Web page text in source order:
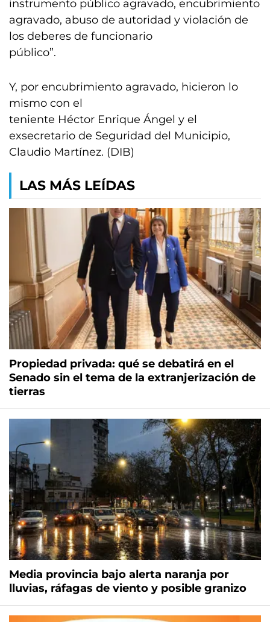
instrumento público agravado, encubrimiento
agravado, abuso de autoridad y violación de
los deberes de funcionario
público”.
Y, por encubrimiento agravado, hicieron lo
mismo con el
teniente Héctor Enrique Ángel y el
exsecretario de Seguridad del Municipio,
Claudio Martínez. (DIB)
LAS MÁS LEÍDAS
Propiedad privada: qué se debatirá en el
Senado sin el tema de la extranjerización de
tierras
Media provincia bajo alerta naranja por
lluvias, ráfagas de viento y posible granizo